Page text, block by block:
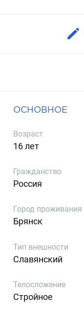
ОСНОВНОЕ
Возраст
16 лет
Гражданство
Россия
Город проживания
Брянск
Тип внешности
Славянский
Телосложение
Стройное